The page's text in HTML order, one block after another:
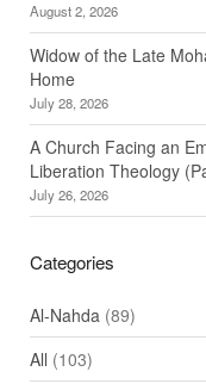
August 2, 2026
Widow of the Late
Home
July 28, 2026
A Church Facing an
Liberation Theology
July 26, 2026
Categories
Al-Nahda(89)
All (103)